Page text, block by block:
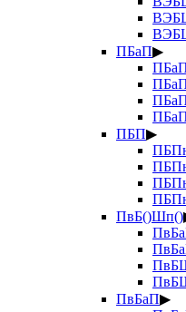
ПБаП▶
ПБП▶
ПвБ()Шп()
ПвБаП▶